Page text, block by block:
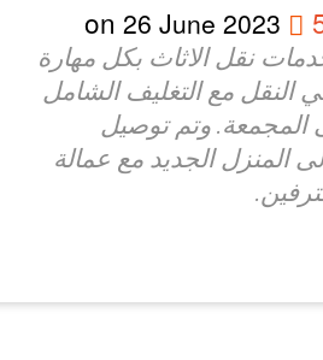
26 June 2023
نقل الاثاث بكل مهارة
مع التغليف الشامل
المجمعة. وتم توصيل
المنزل الجديد مع عمالة